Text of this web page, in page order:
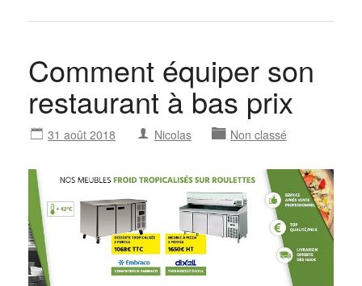
Comment équiper son
restaurant à bas prix
31 août 2018 Nicolas Non classé